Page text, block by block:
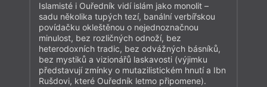
Islamisté i Ouředník vidí islám jako monolit –
sadu několika tupých tezí, banální verbířskou
povídačku okleštěnou o nejednoznačnou
minulost, bez rozličných odnoží, bez
heterodoxních tradic, bez odvážných básníků,
bez mystiků a vizionářů laskavosti (výjimku
představují zmínky o mutazilistickém hnutí a Ibn
Rušdovi, které Ouředník letmo připomene).